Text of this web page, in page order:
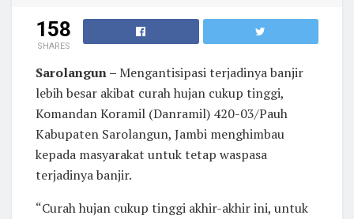
158
SHARES
Sarolangun –Mengantisipasi terjadinya banjir
lebih besar akibat curah hujan cukup tinggi,
Komandan Koramil (Danramil) 420-03/Pauh
Kabupaten Sarolangun, Jambi menghimbau
kepada masyarakat untuk tetap waspasa
terjadinya banjir.
“Curah hujan cukup tinggi akhir-akhir ini, untuk